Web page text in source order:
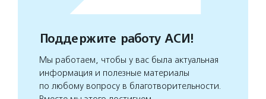
Поддержите работу АСИ!
Мы работаем, чтобы у вас была актуальная
информация и полезные материалы
по любому вопросу в благотворительности.